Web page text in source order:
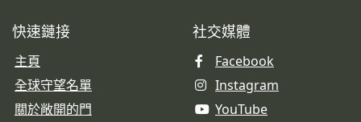
快速鏈接
主頁
全球守望名單
關於敞開的門
社交媒體
Facebook
Instagram
YouTube